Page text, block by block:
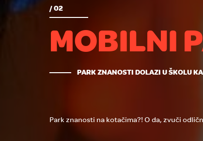
/ 02
MOBILNI
PARK ZNANOSTI DOLAZI U ŠKOLU
Park znanosti na kotačima?! O da, zvuči